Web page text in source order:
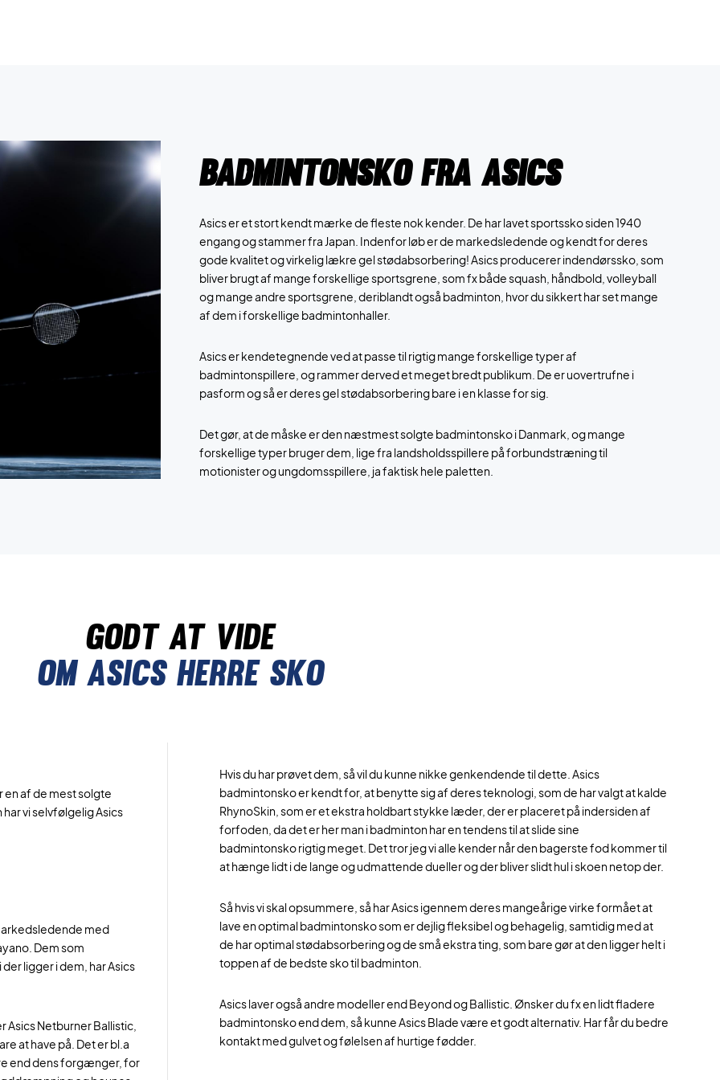
Badmintonsko fra Asics
Asics er et stort kendt mærke de fleste nok kender. De har lavet sportssko siden 1940
engang og stammer fra Japan. Indenfor løb er de markedsledende og kendt for deres
gode kvalitet og virkelig lækre gel stødabsorbering! Asics producerer indendørssko, som
bliver brugt af mange forskellige sportsgrene, som fx både squash, håndbold, volleyball
og mange andre sportsgrene, deriblandt også badminton, hvor du sikkert har set mange
af dem i forskellige badmintonhaller.
Asics er kendetegnende ved at passe til rigtig mange forskellige typer af
badmintonspillere, og rammer derved et meget bredt publikum. De er uovertrufne i
pasform og så er deres gel stødabsorbering bare i en klasse for sig.
Det gør, at de måske er den næstmest solgte badmintonsko i Danmark, og mange
forskellige typer bruger dem, lige fra landsholdsspillere på forbundstræning til
motionister og ungdomsspillere, ja faktisk hele paletten.
Godt at vide
Om asics herre sko
en af de mest solgte
vi selvfølgelig Asics
med
Dem som
ligger i dem, har Asics
Asics Netburner Ballistic,
at have på. Det er bl.a
end dens forgænger, for
Hvis du har prøvet dem, så vil du kunne nikke genkendende til dette. Asics
badmintonsko er kendt for, at benytte sig af deres teknologi, som de har valgt at kalde
RhynoSkin, som er et ekstra holdbart stykke læder, der er placeret på indersiden af
forfoden, da det er her man i badminton har en tendens til at slide sine
badmintonsko rigtig meget. Det tror jeg vi alle kender når den bagerste fod kommer til
at hænge lidt i de lange og udmattende dueller og der bliver slidt hul i skoen netop der.
Så hvis vi skal opsummere, så har Asics igennem deres mangeårige virke formået at
lave en optimal badmintonsko som er dejlig fleksibel og behagelig, samtidig med at
de har optimal stødabsorbering og de små ekstra ting, som bare gør at den ligger helt i
toppen af de bedste sko til badminton.
Asics laver også andre modeller end Beyond og Ballistic. Ønsker du fx en lidt fladere
badmintonsko end dem, så kunne Asics Blade være et godt alternativ. Har får du bedre
kontakt med gulvet og følelsen af hurtige fødder.